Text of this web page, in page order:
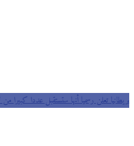
بريطانيا تعلن رسميا أنها ستستقبل عددا كبيرا من